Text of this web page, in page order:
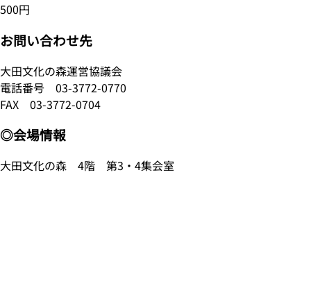
500円
お問い合わせ先
大田文化の森運営協議会
電話番号 03-3772-0770
FAX 03-3772-0704
◎会場情報
大田文化の森 4階 第3・4集会室